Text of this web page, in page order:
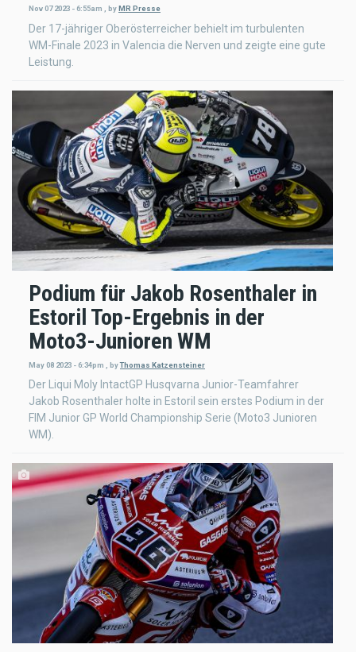
Nov 07 2023 - 6:55am , by MR Presse
Der 17-jähriger Oberösterreicher behielt im turbulenten
WM-Finale 2023 in Valencia die Nerven und zeigte eine gute
Leistung.
Podium für Jakob Rosenthaler in
Estoril Top-Ergebnis in der
Moto3-Junioren WM
May 08 2023 - 6:34pm byThomas Katzensteiner
Der Liqui Moly IntactGP Husqvarna Junior-Teamfahrer
Jakob Rosenthaler holte in Estoril sein erstes Podium in der
FIM Junior GP World Championship Serie (Moto3 Junioren
WM).